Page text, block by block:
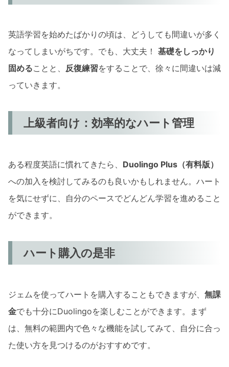
英語学習を始めたばかりの頃は、どうしても間違いが多く
なってしまいがちです。でも、大丈夫！ 基礎をしっかり
固めることと、 反復練習をすることで、徐々に間違いは減
っていきます。
上級者向け：効率的なハート管理
ある程度英語に慣れてきたら、 Duolingo Plus（有料版）
への加入を検討してみるのも良いかもしれません。ハート
を気にせずに、自分のペースでどんどん学習を進めること
ができます。
ハート購入の是非
ジェムを使ってハートを購入することもできますが、 無課
金でも十分にDuolingoを楽しむことができます。まず
は、無料の範囲内で色々な機能を試してみて、自分に合っ
た使い方を見つけるのがおすすめです。